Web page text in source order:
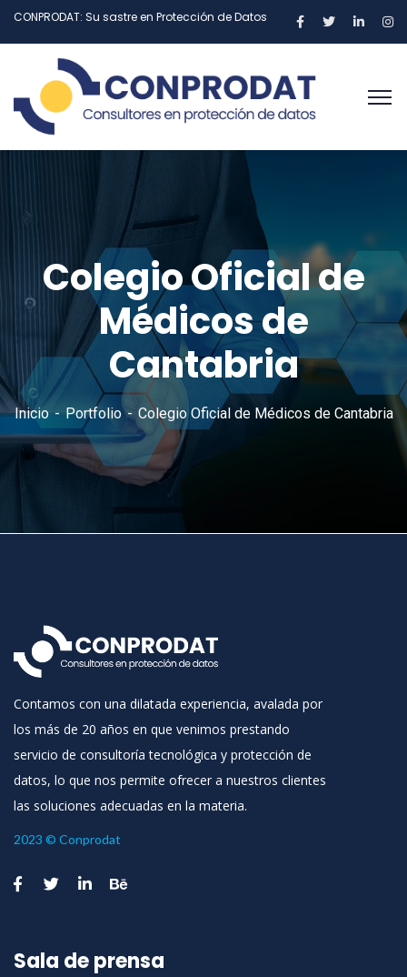
CONPRODAT: Su sastre en Protección de Datos
Colegio Oficial de
Médicos de
Cantabria
Inicio Portfolio Colegio Oficial de Médicos de Cantabria
Contamos con una dilatada experiencia, avalada por
los más de 20 años en que venimos prestando
servicio de consultoría tecnológica y protección de
datos, lo que nos permite ofrecer a nuestros clientes
las soluciones adecuadas en la materia.
2023 © Conprodat
Sala de prensa